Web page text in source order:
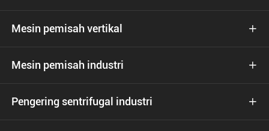
Mesin pemisah vertikal 
Mesin pemisah industri 
Pengering sentrifugal industri 